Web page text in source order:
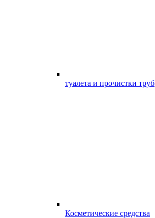
туалета и прочистки труб
Косметические средства